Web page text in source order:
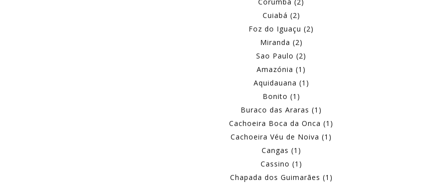
Cuiabá (2)
Foz do Iguaçu (2)
Miranda (2)
Sao Paulo (2)
Amazónia (1)
Aquidauana (1)
Bonito (1)
Buraco das Araras (1)
Cachoeira Boca da Onca (1)
Cachoeira Véu de Noiva (1)
Cangas (1)
Cassino (1)
Chapada dos Guimarães (1)